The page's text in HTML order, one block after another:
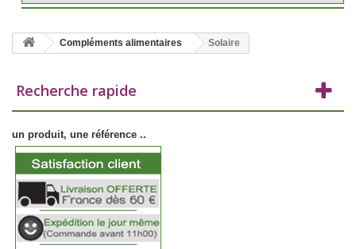
Compléments alimentaires Solaire
Recherche rapide
un produit, une référence ..